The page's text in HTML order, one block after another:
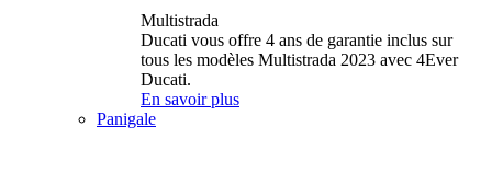
Multistrada
Ducati vous offre 4 ans de garantie inclus sur
tous les modèles Multistrada 2023 avec 4Ever
Ducati.
En savoir plus
Panigale